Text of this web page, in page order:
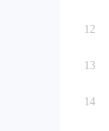
12
13
14